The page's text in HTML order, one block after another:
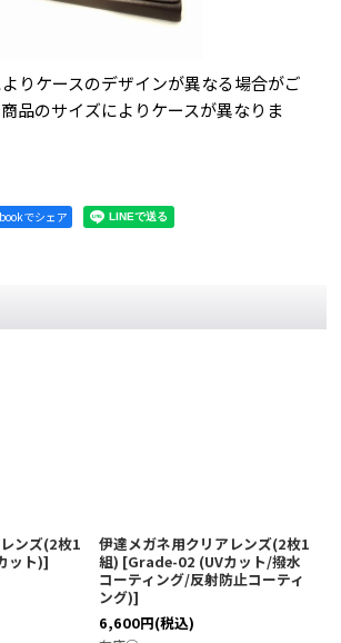
りケースのデザインが異なる場合がご
品のサイズによりケースが異なりま
でシェア
ンズ(2枚1
ット)]
伊達メガネ用クリアレンズ(2枚1
組) [Grade-02 (UVカット/撥水
コーティング/反射防止コーティ
ング)]
6,600円(税込)